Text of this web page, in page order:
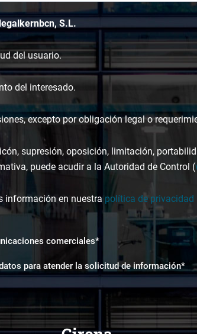
S.L.
del usuario.
del interesado.
excepto por obligación legal o
supresión, oposición, limitación,
puede acudir a la Autoridad de Control (
información en nuestra política de privacidad
comerciales*
para atender la solicitud de información*